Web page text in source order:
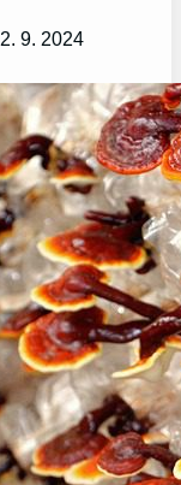
2. 9. 2024